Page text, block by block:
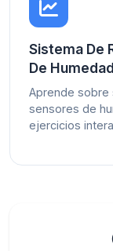
Sistema De
De Humedad
Aprende sobre
sensores de
ejercicios